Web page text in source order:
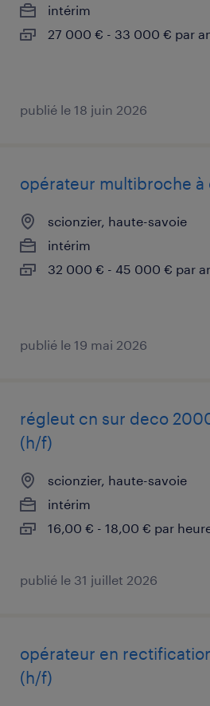
intérim
27 000 € - 33 000 € par
publié le 18 juin 2026
opérateur multibroche à
scionzier, haute-savoie
intérim
32 000 € - 45 000 € par
publié le 19 mai 2026
régleut cn sur deco
(h/f)
scionzier, haute-savoie
intérim
16,00 € - 18,00 € par
publié le 31 juillet 2026
opérateur en
(h/f)